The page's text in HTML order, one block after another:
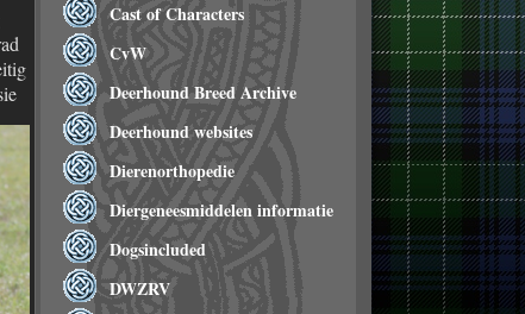
Cast of Characters
CvW
Deerhound Breed Archive
Deerhound websites
Dierenorthopedie
Diergeneesmiddelen informatie
Dogsincluded
DWZRV